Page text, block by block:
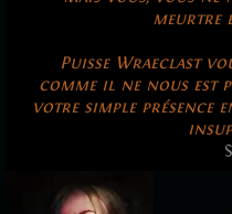
meurtre
Puisse Wraeclast
comme il ne nous est
votre simple présence